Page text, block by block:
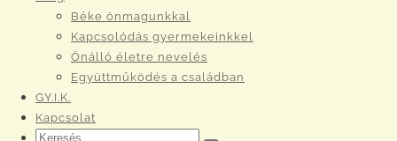
Béke önmagunkkal
Kapcsolódás gyermekeinkkel
Önálló életre nevelés
Együttműködés a családban
GY.I.K.
Kapcsolat